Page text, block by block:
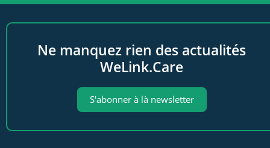
Ne manquez rien des actualités
WeLink.Care
S'abonner à là newsletter